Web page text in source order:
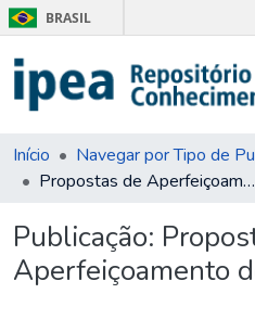
BRASIL
Início
Propostas de Aperfeiçoamento do Focem
Publicação:
Aperfeiçoamento